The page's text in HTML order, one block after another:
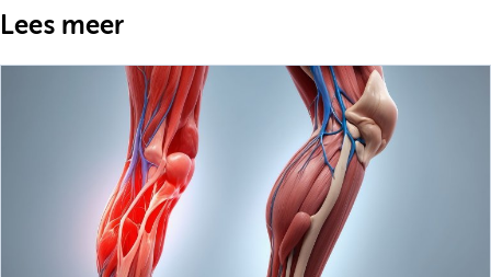
Lees meer